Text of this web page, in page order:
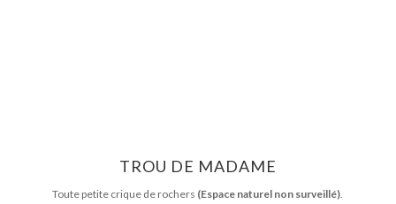
TROU DE MADAME
Toute petite crique de rochers (Espace naturel non surveillé).